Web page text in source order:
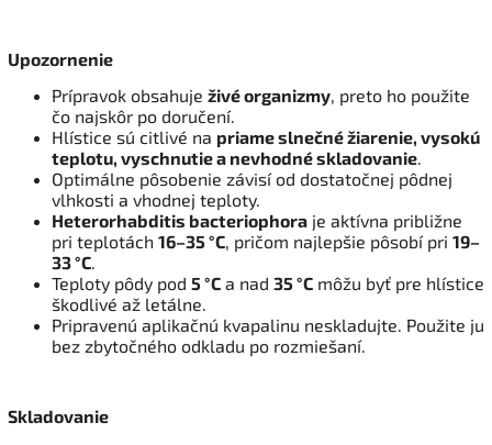
Upozornenie
Prípravok obsahuje živé organizmy, preto ho použite
čo najskôr po doručení.
Hlístice sú citlivé na priame slnečné žiarenie, vysokú
teplotu, vyschnutie a nevhodné skladovanie.
Optimálne pôsobenie závisí od dostatočnej pôdnej
vlhkosti a vhodnej teploty.
Heterorhabditis bacteriophora je aktívna približne
pri teplotách 16–35 °C, pričom najlepšie pôsobí pri 19–
33 °C.
Teploty pôdy pod 5 °C a nad 35 °C môžu byť pre hlístice
škodlivé až letálne.
Pripravenú aplikačnú kvapalinu neskladujte. Použite ju
bez zbytočného odkladu po rozmiešaní.
Skladovanie